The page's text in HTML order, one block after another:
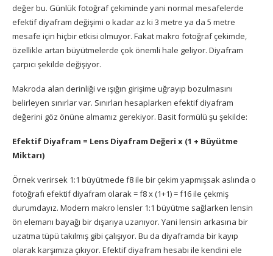
değer bu. Günlük fotoğraf çekiminde yani normal mesafelerde
efektif diyafram değişimi o kadar az ki 3 metre ya da 5 metre
mesafe için hiçbir etkisi olmuyor. Fakat makro fotoğraf çekimde,
özellikle artan büyütmelerde çok önemli hale geliyor. Diyafram
çarpıcı şekilde değişiyor.
Makroda alan derinliği ve ışığın girişime uğrayıp bozulmasını
belirleyen sınırlar var. Sınırları hesaplarken efektif diyafram
değerini göz önüne almamız gerekiyor. Basit formülü şu şekilde:
Efektif Diyafram = Lens Diyafram Değeri x (1 + Büyütme
Miktarı)
Örnek verirsek 1:1 büyütmede f8 ile bir çekim yapmışsak aslında o
fotoğrafı efektif diyafram olarak = f8 x (1+1) = f16 ile çekmiş
durumdayız. Modern makro lensler 1:1 büyütme sağlarken lensin
ön elemanı bayağı bir dışarıya uzanıyor. Yani lensin arkasına bir
uzatma tüpü takılmış gibi çalışıyor. Bu da diyaframda bir kayıp
olarak karşımıza çıkıyor. Efektif diyafram hesabı ile kendini ele